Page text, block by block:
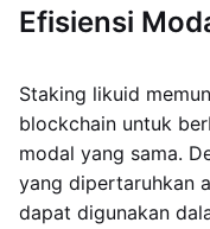
Efisiensi
Staking likuid
blockchain untuk
modal yang sama.
yang dipertaruhkan
dapat digunakan